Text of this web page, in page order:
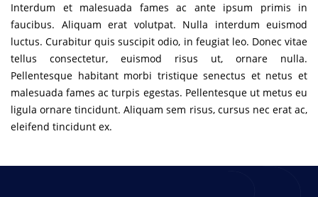
Interdum et malesuada fames ac ante ipsum primis in
faucibus. Aliquam erat volutpat. Nulla interdum euismod
luctus. Curabitur quis suscipit odio, in feugiat leo. Donec vitae
tellus consectetur, euismod risus ut, ornare nulla.
Pellentesque habitant morbi tristique senectus et netus et
malesuada fames ac turpis egestas. Pellentesque ut metus eu
ligula ornare tincidunt. Aliquam sem risus, cursus nec erat ac,
eleifend tincidunt ex.